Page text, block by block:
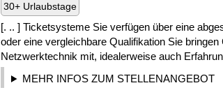
30+ Urlaubstage
[. .. ] Ticketsysteme Sie verfügen über eine
oder eine vergleichbare Qualifikation Sie
Netzwerktechnik mit, idealerweise auch
MEHR INFOS ZUM STELLENANGEBOT